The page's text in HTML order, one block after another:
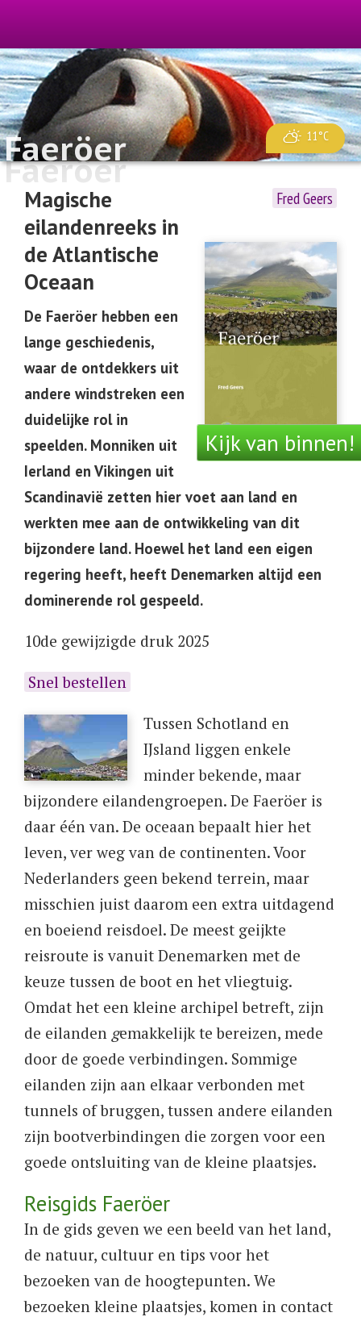
Faeröer
Faeröer 11°C
Fred Geers
Kijk van binnen!
Magische
eilandenreeks in
de Atlantische
Oceaan
De Faeröer hebben een
lange geschiedenis,
waar de ontdekkers uit
andere windstreken een
duidelijke rol in
speelden. Monniken uit
Ierland en Vikingen uit
Scandinavië zetten hier voet aan land en
werkten mee aan de ontwikkeling van dit
bijzondere land. Hoewel het land een eigen
regering heeft, heeft Denemarken altijd een
dominerende rol gespeeld.
10de gewijzigde druk 2025
Snel bestellen
Tussen Schotland en
IJsland liggen enkele
minder bekende, maar
bijzondere eilandengroepen. De Faeröer is
daar één van. De oceaan bepaalt hier het
leven, ver weg van de continenten. Voor
Nederlanders geen bekend terrein, maar
misschien juist daarom een extra uitdagend
en boeiend reisdoel. De meest geijkte
reisroute is vanuit Denemarken met de
keuze tussen de boot en het vliegtuig.
Omdat het een kleine archipel betreft, zijn
de eilanden gemakkelijk te bereizen, mede
door de goede verbindingen. Sommige
eilanden zijn aan elkaar verbonden met
tunnels of bruggen, tussen andere eilanden
zijn bootverbindingen die zorgen voor een
goede ontsluiting van de kleine plaatsjes.
Reisgids Faeröer
In de gids geven we een beeld van het land,
de natuur, cultuur en tips voor het
bezoeken van de hoogtepunten. We
bezoeken kleine plaatsjes, komen in contact